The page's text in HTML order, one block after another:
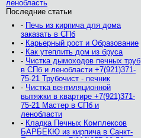
ленобласть
Последние статьи
- Печь из кирпича для дома
заказать в СПб
- Карьерный рост и Образование
- Как утеплить дом из бруса
- Чистка дымоходов печных труб
в СПб и ленобласти +7(921)371-
75-21 Трубочист - печник
- Чистка вентиляционной
вытяжки в квартире +7(921)371-
75-21 Мастер в СПб и
ленобласти
- Кладка Печных Комплексов
БАРБЕКЮ из кирпича в Санкт-